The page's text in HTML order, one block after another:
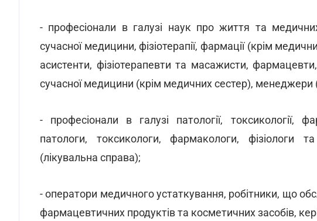
- професіонали в галузі наук про життя та
сучасної медицини, фізіотерапії, фармації (крім
асистенти, фізіотерапевти та масажисти,
сучасної медицини (крім медичних сестер), менеджери
- професіонали в галузі патології, токсикології,
патологи, токсикологи, фармакологи, фізіологи та
(лікувальна справа);
- оператори медичного устаткування, робітники, що
фармацевтичних продуктів та косметичних засобів,